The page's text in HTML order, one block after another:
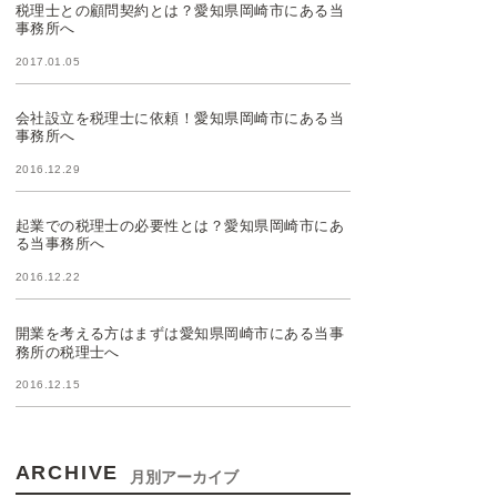
税理士との顧問契約とは？愛知県岡崎市にある当
事務所へ
2017.01.05
会社設立を税理士に依頼！愛知県岡崎市にある当
事務所へ
2016.12.29
起業での税理士の必要性とは？愛知県岡崎市にあ
る当事務所へ
2016.12.22
開業を考える方はまずは愛知県岡崎市にある当事
務所の税理士へ
2016.12.15
ARCHIVE 月別アーカイブ